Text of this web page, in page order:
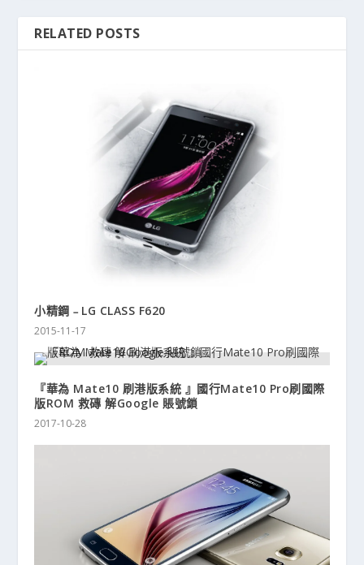
RELATED POSTS
小精鋼﹣LG CLASS F620
2015-11-17
『華為 Mate10 刷港版系統 』國行Mate10 Pro刷國際
版ROM 救磚 解Google 賬號鎖
2017-10-28